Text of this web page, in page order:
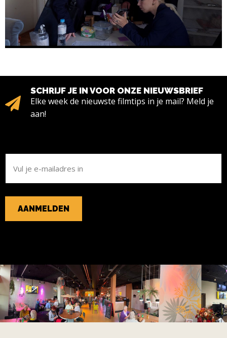
SCHRIJF JE IN VOOR ONZE NIEUWSBRIEF
Elke week de nieuwste filmtips in je mail? Meld je
aan!
MAILADRES